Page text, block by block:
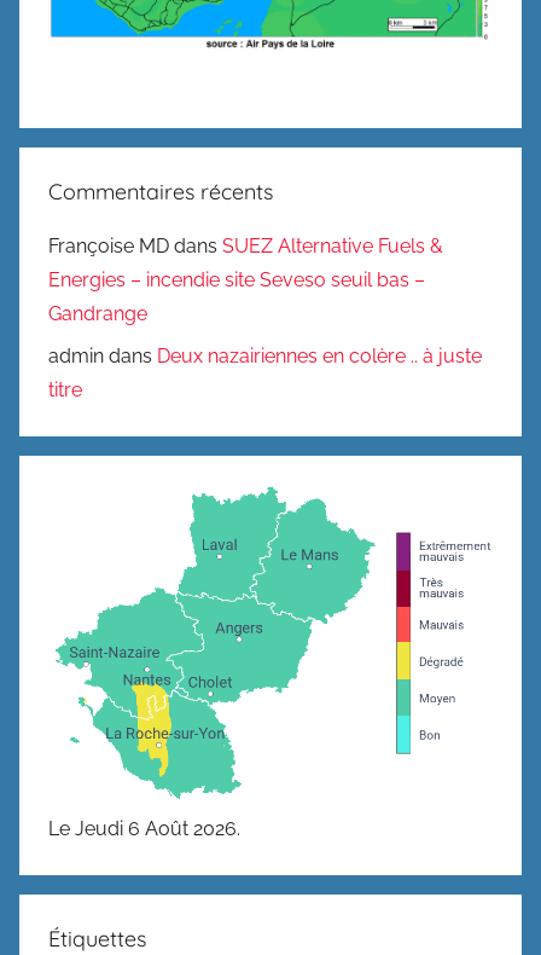
Commentaires récents
Françoise MD dans SUEZ Alternative Fuels &
Energies – incendie site Seveso seuil bas –
Gandrange
admin dans Deux nazairiennes en colère .. à juste
titre
Le Jeudi 6 Août 2026.
Étiquettes